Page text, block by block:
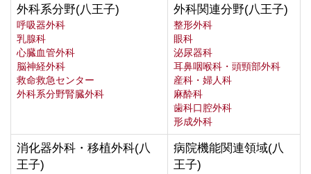
外科系分野(八王子)
呼吸器外科
乳腺科
心臓血管外科
脳神経外科
救命救急センター
外科系分野腎臓外科
外科関連分野(八王子)
整形外科
眼科
泌尿器科
耳鼻咽喉科・頭頸部外科
産科・婦人科
麻酔科
歯科口腔外科
形成外科
消化器外科・移植外科(八
王子)
病院機能関連領域(八
王子)